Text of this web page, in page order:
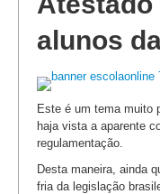
alunos
Este é um tema muito
haja vista a aparente
regulamentação.
Desta maneira, ainda
fria da legislação